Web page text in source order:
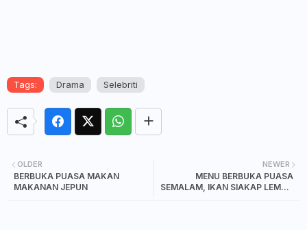
Tags: Drama Selebriti
NEWER
MENU BERBUKA PUASA
SEMALAM, IKAN SIAKAP LEMAK
OLDER
BERBUKA PUASA MAKAN
MAKANAN JEPUN